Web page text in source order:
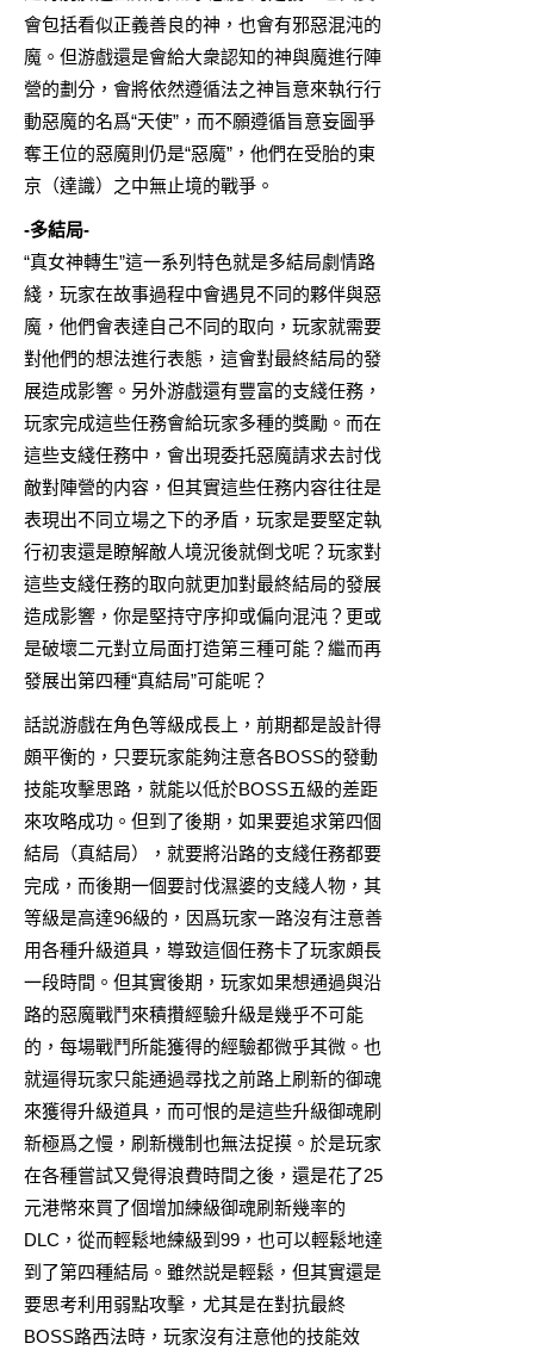
會包括看似正義善良的神，也會有邪惡混沌的
魔。但游戲還是會給大衆認知的神與魔進行陣
營的劃分，會將依然遵循法之神旨意來執行行
動惡魔的名爲“天使”，而不願遵循旨意妄圖爭
奪王位的惡魔則仍是“惡魔”，他們在受胎的東
京（達識）之中無止境的戰爭。
-多結局-
“真女神轉生”這一系列特色就是多結局劇情路
綫，玩家在故事過程中會遇見不同的夥伴與惡
魔，他們會表達自己不同的取向，玩家就需要
對他們的想法進行表態，這會對最終結局的發
展造成影響。另外游戲還有豐富的支綫任務，
玩家完成這些任務會給玩家多種的獎勵。而在
這些支綫任務中，會出現委托惡魔請求去討伐
敵對陣營的内容，但其實這些任務内容往往是
表現出不同立場之下的矛盾，玩家是要堅定執
行初衷還是瞭解敵人境況後就倒戈呢？玩家對
這些支綫任務的取向就更加對最終結局的發展
造成影響，你是堅持守序抑或偏向混沌？更或
是破壞二元對立局面打造第三種可能？繼而再
發展出第四種“真結局”可能呢？
話説游戲在角色等級成長上，前期都是設計得
頗平衡的，只要玩家能夠注意各BOSS的發動
技能攻擊思路，就能以低於BOSS五級的差距
來攻略成功。但到了後期，如果要追求第四個
結局（真結局），就要將沿路的支綫任務都要
完成，而後期一個要討伐濕婆的支綫人物，其
等級是高達96級的，因爲玩家一路沒有注意善
用各種升級道具，導致這個任務卡了玩家頗長
一段時間。但其實後期，玩家如果想通過與沿
路的惡魔戰鬥來積攢經驗升級是幾乎不可能
的，每場戰鬥所能獲得的經驗都微乎其微。也
就逼得玩家只能通過尋找之前路上刷新的御魂
來獲得升級道具，而可恨的是這些升級御魂刷
新極爲之慢，刷新機制也無法捉摸。於是玩家
在各種嘗試又覺得浪費時間之後，還是花了25
元港幣來買了個增加練級御魂刷新幾率的
DLC，從而輕鬆地練級到99，也可以輕鬆地達
到了第四種結局。雖然説是輕鬆，但其實還是
要思考利用弱點攻擊，尤其是在對抗最終
BOSS路西法時，玩家沒有注意他的技能效